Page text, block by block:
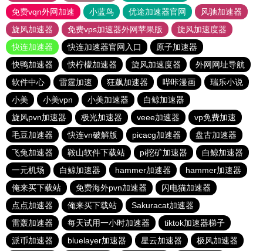
免费vqn外网加速
小蓝鸟 优途加速器官网
风驰加速器
旋风加速器
免费vps加速器外网苹果版
旋风加速度器
快连加速器
快连加速器官网入口
原子加速器
快鸭加速器
快柠檬加速器 旋风加速度器
外网网址导航
软件中心
雷霆加速 狂飙加速器 哔咔漫画
瑞乐小说
小美
小美vpn 小美加速器
白鲸加速器
旋风pvn加速器
极光加速器 veee加速器
vp免费加速
毛豆加速器
快连vn破解版 picacg加速器
盘古加速器
飞兔加速器
鞍山软件下载站 pi挖矿加速器
白鲸加速器
一元机场
白鲸加速器 hammer加速器
hammer加速器
俺来买下载站
免费海外pvn加速器
闪电猫加速器
点点加速器
俺来买下载站
Sakuracat加速器
雷轰加速器
每天试用一小时加速器
tiktok加速器梯子
派币加速器
bluelayer加速器 星云加速器 极风加速器